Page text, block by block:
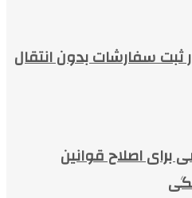
ثبت سفارشات بدون انتقال
اصلاح قوانین